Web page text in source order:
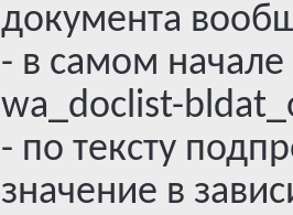
документа
- в самом
wa_doclist-
- по тексту
значение в